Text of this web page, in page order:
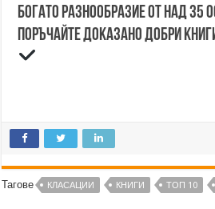
Богато разнообразие от над 35
Поръчайте доказано добри
Тагове КЛАСАЦИИ КНИГИ ТОП 10